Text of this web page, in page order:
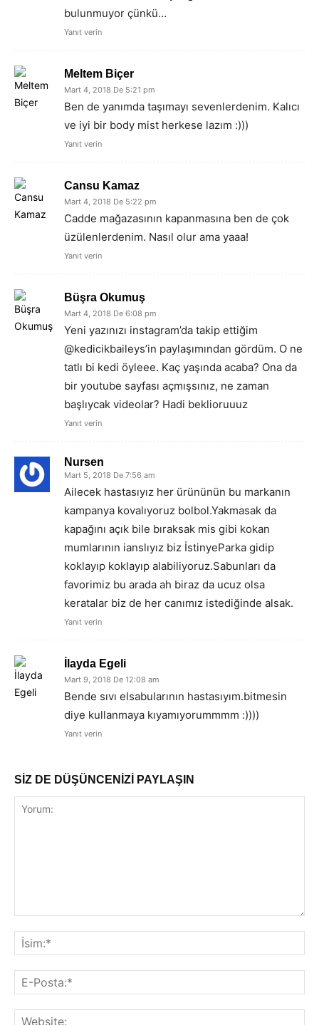
bulunmuyor çünkü…
Yanıt verin
Meltem Biçer
Mart 4, 2018 De 5:21 pm
Ben de yanımda taşımayı sevenlerdenim. Kalıcı
ve iyi bir body mist herkese lazım :)))
Yanıt verin
Cansu Kamaz
Mart 4, 2018 De 5:22 pm
Cadde mağazasının kapanmasına ben de çok
üzülenlerdenim. Nasıl olur ama yaaa!
Yanıt verin
Büşra Okumuş
Mart 4, 2018 De 6:08 pm
Yeni yazınızı instagram’da takip ettiğim
@kedicikbaileys’in paylaşımından gördüm. O ne
tatlı bi kedi öyleee. Kaç yaşında acaba? Ona da
bir youtube sayfası açmışsınız, ne zaman
başlıycak videolar? Hadi beklioruuuz
Yanıt verin
Nursen
Mart 5, 2018 De 7:56 am
Ailecek hastasıyız her ürününün bu markanın
kampanya kovalıyoruz bolbol.Yakmasak da
kapağını açık bile bıraksak mis gibi kokan
mumlarının ianslıyız biz İstinyeParka gidip
koklayıp koklayıp alabiliyoruz.Sabunları da
favorimiz bu arada ah biraz da ucuz olsa
keratalar biz de her canımız istediğinde alsak.
Yanıt verin
İlayda Egeli
Mart 9, 2018 De 12:08 am
Bende sıvı elsabularının hastasıyım.bitmesin
diye kullanmaya kıyamıyorummmm :))))
Yanıt verin
SİZ DE DÜŞÜNCENİZİ PAYLAŞIN